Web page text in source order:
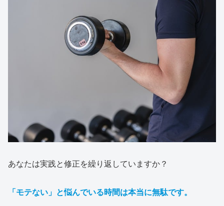
あなたは実践と修正を繰り返していますか？
「モテない」 と悩んでいる時間は本当に無駄です。